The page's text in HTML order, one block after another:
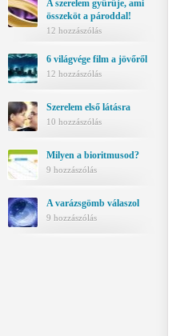
A szerelem gyűrűje, ami
összeköt a pároddal!
12 hozzászólás
6 világvége film a jövőről
12 hozzászólás
Szerelem első látásra
10 hozzászólás
Milyen a bioritmusod?
9 hozzászólás
A varázsgömb válaszol
9 hozzászólás